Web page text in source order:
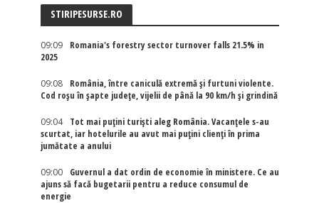
STIRIPESURSE.RO
09:09
Romania's forestry sector turnover falls 21.5% in
2025
09:08
România, între caniculă extremă și furtuni violente.
Cod roșu în șapte județe, vijelii de până la 90 km/h și grindină
09:04
Tot mai puțini turiști aleg România. Vacanțele s-au
scurtat, iar hotelurile au avut mai puțini clienți în prima
jumătate a anului
09:00
Guvernul a dat ordin de economie în ministere. Ce au
ajuns să facă bugetarii pentru a reduce consumul de
energie